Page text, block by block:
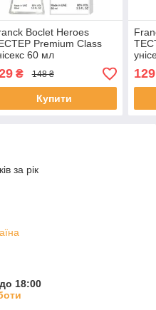
Boclet Heroes
Premium Class
60 мл
₴ 148 ₴
Купити
129
за рік
18:00